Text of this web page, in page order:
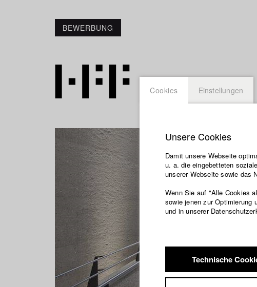
BEWERBUNG
Studierende
Cookies Einstellungen
Unsere Cookies
Damit unsere Webseite
u. a. die eingebetteten
unserer Webseite sowie das
Wenn Sie auf "Alle Cookies
sowie jenen zur Optimierung
und in unserer
Technische